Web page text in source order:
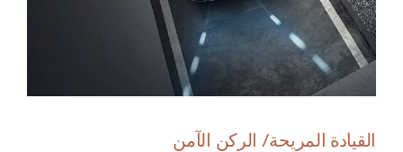
القيادة المريحة/ الركن الآمن